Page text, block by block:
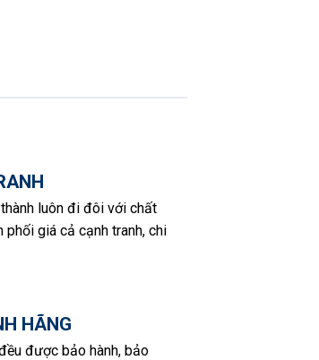
luôn đi đôi với chất
phối giá cả cạnh tranh, chi
HÃNG
được bảo hành, bảo